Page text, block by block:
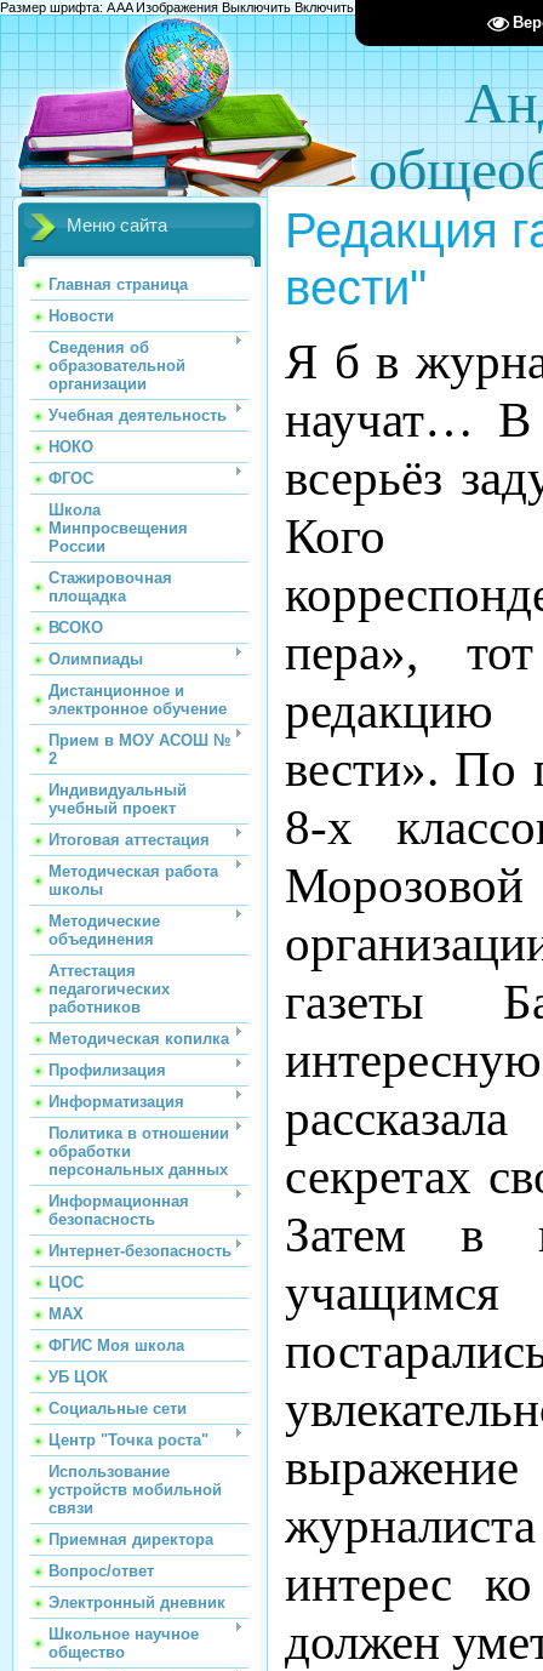
Размер шрифта: AAAИзображения Выключить Включить
Меню сайта
Главная страница
Новости
Сведения об
образовательной
организации
Учебная деятельность
НОКО
ФГОС
Школа
Минпросвещения
России
Стажировочная
площадка
ВСОКО
Олимпиады
Дистанционное и
электронное обучение
Прием в МОУ АСОШ №
2
Индивидуальный
учебный проект
Итоговая аттестация
Методическая работа
школы
Методические
объединения
Аттестация
педагогических
работников
Методическая копилка
Профилизация
Информатизация
Политика в отношении
обработки
персональных данных
Информационная
безопасность
Интернет-безопасность
ЦОС
МАХ
ФГИС Моя школа
УБ ЦОК
Социальные сети
Центр "Точка роста"
Использование
устройств мобильной
связи
Приемная директора
Вопрос/ответ
Электронный дневник
Школьное научное
общество
Редакция
вести"
Я б в
научат… В
всерьёз
Кого
пера»,
редакцию
вести».
8-х
газеты
секретах
Затем в
интерес
должен